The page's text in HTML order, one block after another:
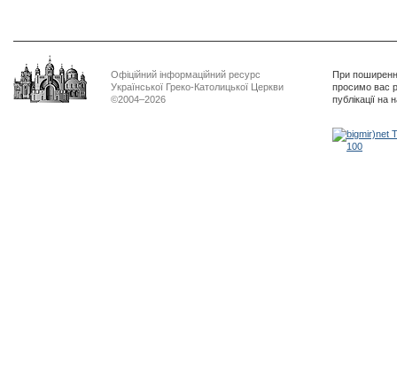
Офіційний інформаційний ресурс
Української Греко-Католицької Церкви
©2004–2026
При
просимо вас
публікації на